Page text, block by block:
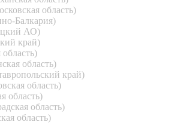
область)
Балкария)
АО)
край)
область)
край)
область)
область)
область)
область)